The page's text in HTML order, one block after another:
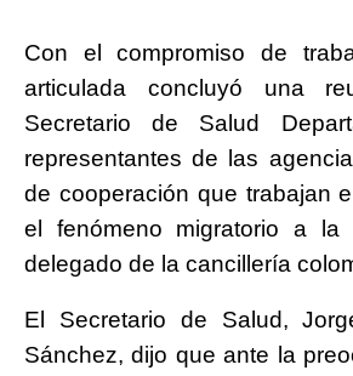
Con el compromiso de
articulada concluyó una
Secretario de Salud
representantes de las
de cooperación que trabajan
el fenómeno migratorio a la
delegado de la cancillería
El Secretario de Salud,
Sánchez, dijo que ante la